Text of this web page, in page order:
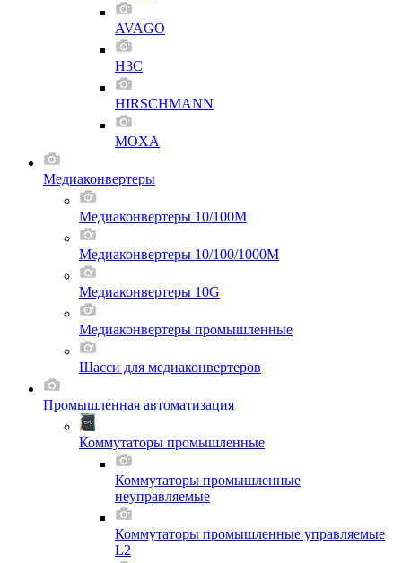
AVAGO
H3C
HIRSCHMANN
MOXA
Медиаконвертеры
Медиаконвертеры 10/100M
Медиаконвертеры 10/100/1000M
Медиаконвертеры 10G
Медиаконвертеры промышленные
Шасси для мeдиаконвертеров
Промышленная автоматизация
Коммутаторы промышленные
Коммутаторы промышленные
неуправляемые
Коммутаторы промышленные управляемые
L2